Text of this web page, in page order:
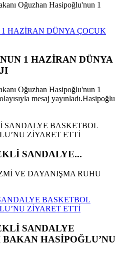
Oğuzhan Hasipoğlu'nun 1
HAZİRAN DÜNYA ÇOCUK
1 HAZİRAN DÜNYA
Oğuzhan Hasipoğlu'nun 1
mesaj yayınladı.Hasipoğlu
SANDALYE...
VE DAYANIŞMA RUHU
BASKETBOL
ZİYARET ETTİ
SANDALYE
HASİPOĞLU’NU